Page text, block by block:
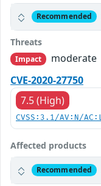
Recommended
Threats
Impact
moderate
CVE-2020-27750
7.5 (High)
CVSS:3.1/AV:N/
Affected products
Recommended